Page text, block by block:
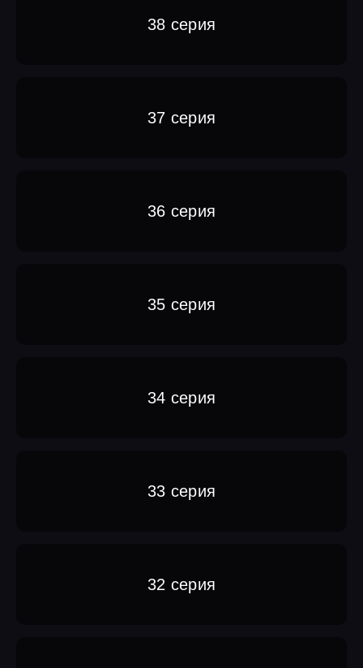
38 серия
37 серия
36 серия
35 серия
34 серия
33 серия
32 серия